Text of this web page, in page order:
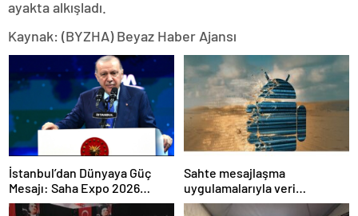
ayakta alkışladı.
Kaynak: (BYZHA) Beyaz Haber Ajansı
İstanbul’dan Dünyaya Güç
Mesajı: Saha Expo 2026
Rekorlarla Kapılarını Kapattı
Sahte mesajlaşma
uygulamalarıyla veri
sızdırıyorlar- Haber Şafak